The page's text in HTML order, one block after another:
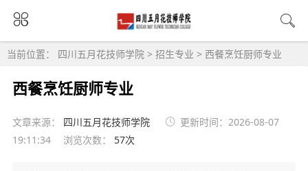
当前位置： 四川五月花技师学院 > 招生专业 > 西餐烹饪厨师专业
西餐烹饪厨师专业
文章来源： 四川五月花技师学院
更新时间：2026-08-07
19:11:34
浏览次数： 57次